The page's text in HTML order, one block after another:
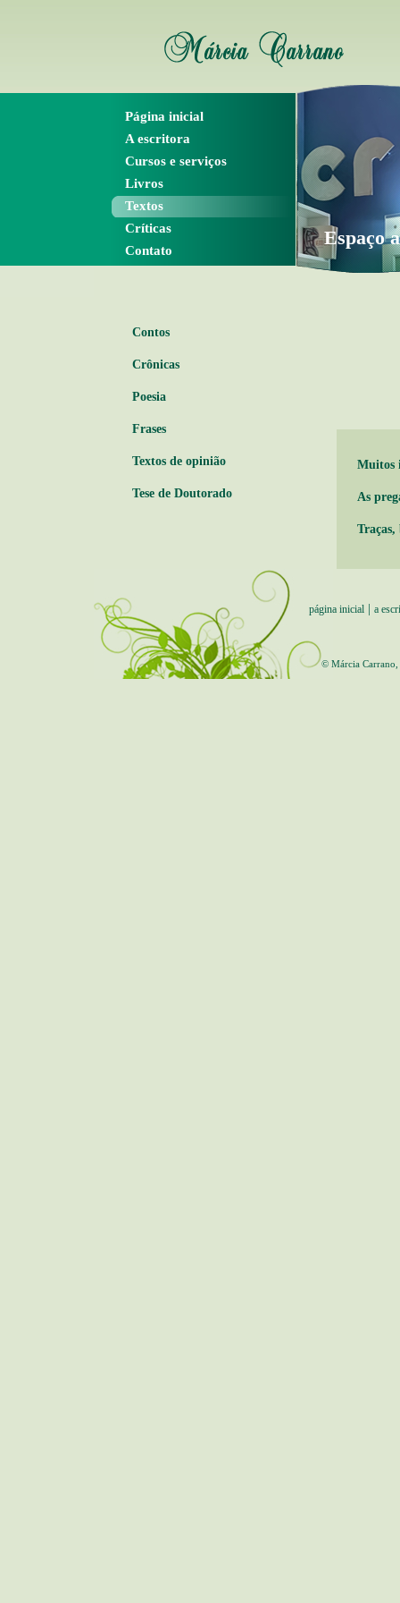
Página inicial
A escritora
Cursos e serviços
Livros
Textos
Críticas
Contato
Espaço
Contos
Crônicas
Poesia
Frases
Textos de opinião
Tese de Doutorado
Muitos
As
Traças,
página inicial a
© Márcia Carrano,